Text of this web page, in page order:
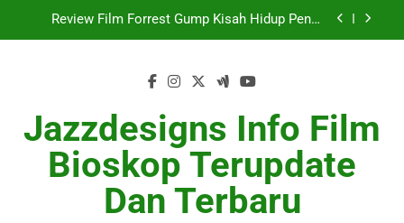
Review Film SciFi Modern Dengan Cerita Masa
Depan
Realistis
Review Film Forrest Gump Kisah Hidup Penuh
Makna
Review Film SciFi Modern Dengan Cerita Masa
Depan
Jazzdesigns Info Film
Bioskop Terupdate
Dan Terbaru